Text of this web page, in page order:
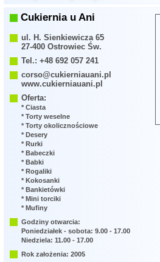
Cukiernia u Ani
ul. H. Sienkiewicza 65
27-400 Ostrowiec Św.
Tel.: +48 692 057 241
corso@cukierniauani.pl
www.cukierniauani.pl
Oferta:
* Ciasta
* Torty weselne
* Torty okolicznościowe
* Desery
* Rurki
* Babeczki
* Babki
* Rogaliki
* Kokosanki
* Bankietówki
* Mini torciki
* Mufiny
Godziny otwarcia:
Poniedziałek - sobota: 9.00 - 17.00
Niedziela: 11.00 - 17.00
Rok założenia: 2005